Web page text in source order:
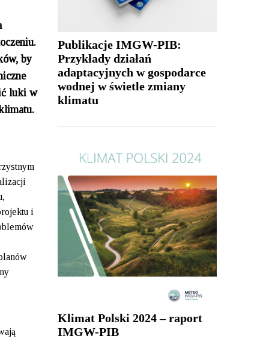
by
luki w
i
Publikacje IMGW-PIB:
Przykłady działań
adaptacyjnych w gospodarce
wodnej w świetle zmiany
klimatu
Klimat Polski 2024 – raport
IMGW-PIB